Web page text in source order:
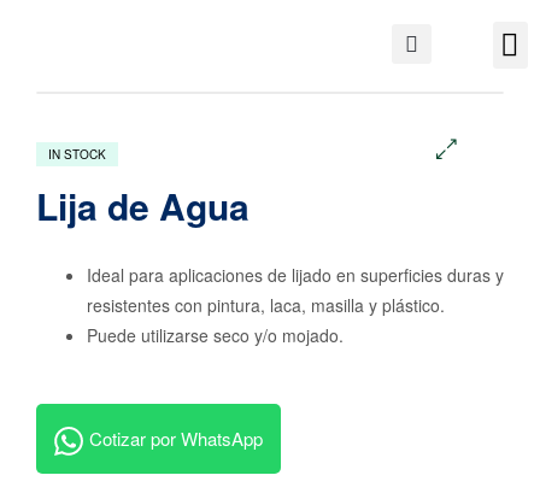
IN STOCK
Lija de Agua
Ideal para aplicaciones de lijado en superficies duras y
resistentes con pintura, laca, masilla y plástico.
Puede utilizarse seco y/o mojado.
Cotizar por WhatsApp